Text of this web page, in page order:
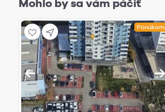
Mohlo by sa vám páčiť
Ponúkam